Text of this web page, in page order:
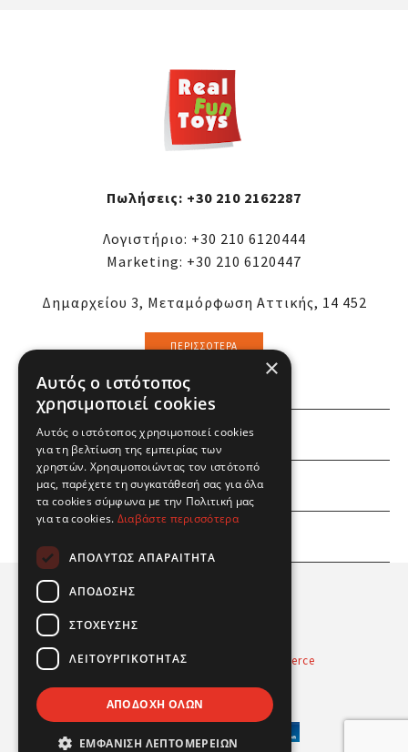
Πωλήσεις: +30 210 2162287
Λογιστήριο: +30 210 6120444
Marketing: +30 210 6120447
Δημαρχείου 3, Μεταμόρφωση Αττικής, 14 452
ΠΕΡΙΣΣΌΤΕΡΑ
ΕΜΕΙΣ
ΕΣΕΙΣ
Powered byRadicode
nopCommerce
×
Αυτός ο ιστότοπος
χρησιμοποιεί cookies
Αυτός ο ιστότοπος χρησιμοποιεί cookies
για τη βελτίωση της εμπειρίας των
χρηστών. Χρησιμοποιώντας τον ιστότοπό
μας, παρέχετε τη συγκατάθεσή σας για όλα
τα cookies σύμφωνα με την Πολιτική μας
για τα cookies. Διαβάστε περισσότερα
ΑΠΟΛΎΤΩΣ ΑΠΑΡΑΊΤΗΤΑ
ΑΠΌΔΟΣΗΣ
ΣΤΌΧΕΥΣΗΣ
ΛΕΙΤΟΥΡΓΙΚΌΤΗΤΑΣ
ΑΠΟΔΟΧΉ ΌΛΩΝ
ΕΜΦΆΝΙΣΗ ΛΕΠΤΟΜΕΡΕΙΏΝ